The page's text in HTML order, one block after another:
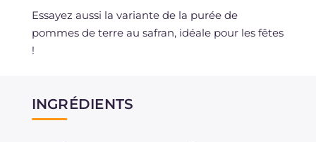
Essayez aussi la variante de la purée de
pommes de terre au safran, idéale pour les fêtes
!
INGRÉDIENTS